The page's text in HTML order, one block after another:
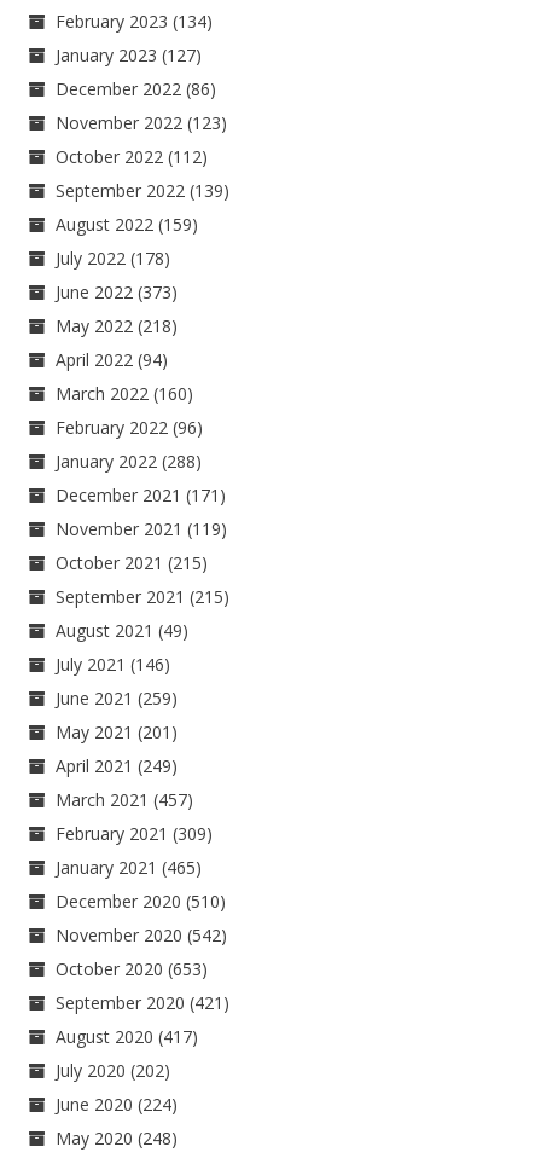
February 2023 (134)
January 2023 (127)
December 2022 (86)
November 2022 (123)
October 2022 (112)
September 2022 (139)
August 2022 (159)
July 2022 (178)
June 2022 (373)
May 2022 (218)
April 2022 (94)
March 2022 (160)
February 2022 (96)
January 2022 (288)
December 2021 (171)
November 2021 (119)
October 2021 (215)
September 2021 (215)
August 2021 (49)
July 2021 (146)
June 2021 (259)
May 2021 (201)
April 2021 (249)
March 2021 (457)
February 2021 (309)
January 2021 (465)
December 2020 (510)
November 2020 (542)
October 2020 (653)
September 2020 (421)
August 2020 (417)
July 2020 (202)
June 2020 (224)
May 2020 (248)